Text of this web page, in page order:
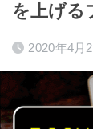
を上げる
2020年4月